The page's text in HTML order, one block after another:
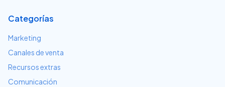
Categorías
Marketing
Canales de venta
Recursos extras
Comunicación